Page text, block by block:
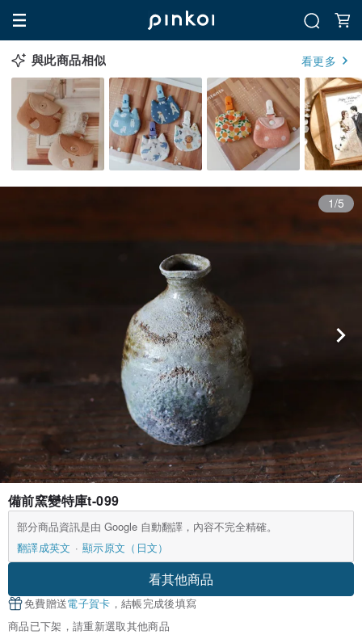
與此商品相似 看更多
1/5
備前窯變特庫t-099
部分商品資訊是由 Google 自動翻譯，內容不完全精確。
翻譯成英文
顯示原文（日文）
看其他商品
免費贈送電子賀卡 ，結帳完成後填寫
商品已下架，請重新選取其他商品